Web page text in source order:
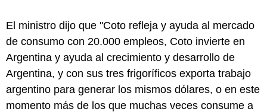
El ministro dijo que "Coto refleja y ayuda al mercado
de consumo con 20.000 empleos, Coto invierte en
Argentina y ayuda al crecimiento y desarrollo de
Argentina, y con sus tres frigoríficos exporta trabajo
argentino para generar los mismos dólares, o en este
momento más de los que muchas veces consume a